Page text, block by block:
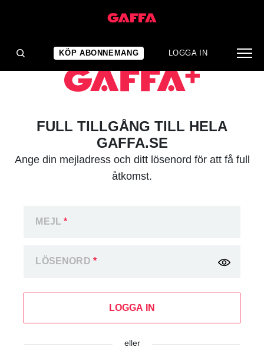
KÖP ABONNEMANG LOGGA IN
FULL TILLGÅNG TILL HELA
GAFFA.SE
Ange din mejladress och ditt lösenord för att få full
åtkomst.
MEJL*
LÖSENORD *
LOGGA IN
eller